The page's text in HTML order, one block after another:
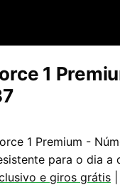
1
1 Premium -
para o dia a
e giros grátis